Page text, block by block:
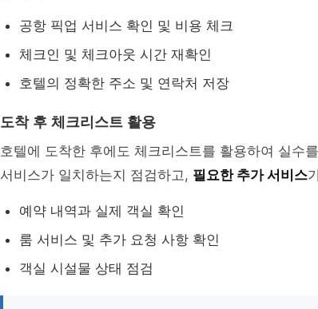
공항 픽업 서비스 확인 및 비용 체크
체크인 및 체크아웃 시간 재확인
호텔의 정확한 주소 및 연락처 저장
도착 후 체크리스트 활용
호텔에 도착한 후에도 체크리스트를 활용하여 실수
서비스가 일치하는지 점검하고, 필요한 추가 서비스
예약 내역과 실제 객실 확인
룸 서비스 및 추가 요청 사항 확인
객실 시설물 상태 점검